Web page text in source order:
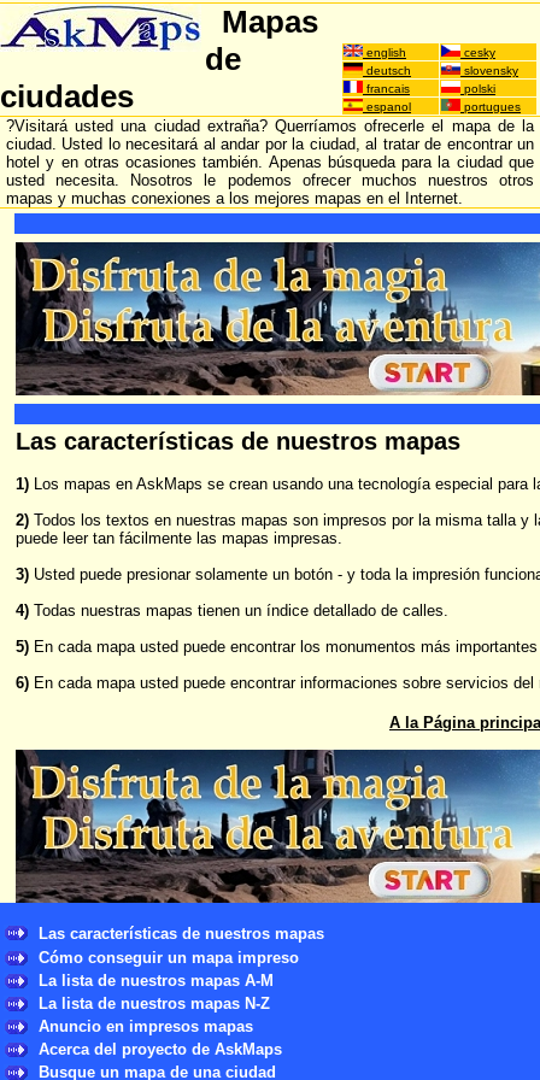
Mapas
de
ciudades
english
cesky
deutsch
slovensky
francais
polski
espanol
portugues
?Visitará usted una ciudad extraña? Querríamos ofrecerle el mapa de la
ciudad. Usted lo necesitará al andar por la ciudad, al tratar de encontrar un
hotel y en otras ocasiones también. Apenas búsqueda para la ciudad que
usted necesita. Nosotros le podemos ofrecer muchos nuestros otros
mapas y muchas conexiones a los mejores mapas en el Internet.
Las características de nuestros mapas
1) Los mapas en AskMaps se crean usando una tecnología especial para
2) Todos los textos en nuestras mapas son impresos por la misma talla
puede leer tan fácilmente las mapas impresas.
3) Usted puede presionar solamente un botón - y toda la impresión
4) Todas nuestras mapas tienen un índice detallado de calles.
5) En cada mapa usted puede encontrar los monumentos más
6) En cada mapa usted puede encontrar informaciones sobre servicios
A la Página
Las características de nuestros mapas
Cómo conseguir un mapa impreso
La lista de nuestros mapas A-M
La lista de nuestros mapas N-Z
Anuncio en impresos mapas
Acerca del proyecto de AskMaps
Busque un mapa de una ciudad